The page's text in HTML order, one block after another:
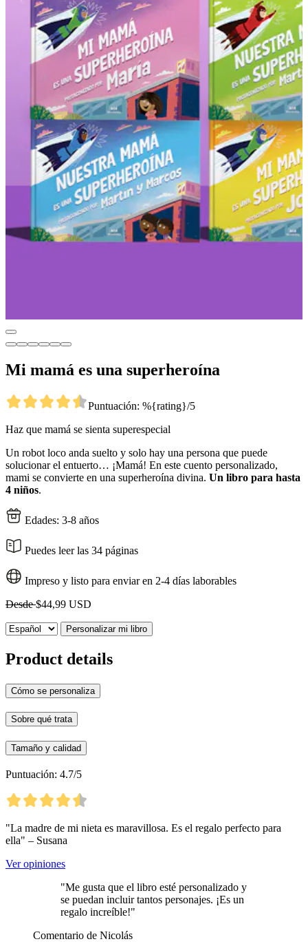
Mi mamá es una superheroína
Puntuación: %{rating}/5
Haz que mamá se sienta superespecial
Un robot loco anda suelto y solo hay una persona que puede
solucionar el entuerto… ¡Mamá! En este cuento personalizado,
mami se convierte en una superheroína divina. Un libro para hasta
4 niños.
Edades: 3-8 años
Puedes leer las 34 páginas
Impreso y listo para enviar en 2-4 días laborables
Desde$44,99 USD
Personalizar mi libro
Product details
Cómo se personaliza
Sobre qué trata
Tamaño y calidad
Puntuación: 4.7/5
"La madre de mi nieta es maravillosa. Es el regalo perfecto para
ella" – Susana
Ver opiniones
"Me gusta que el libro esté personalizado y
se puedan incluir tantos personajes. ¡Es un
regalo increíble!"
Comentario de Nicolás